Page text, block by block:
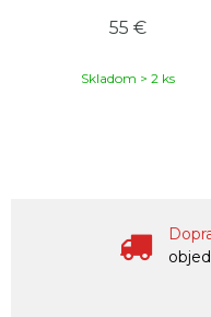
55 €
Skladom > 2 ks